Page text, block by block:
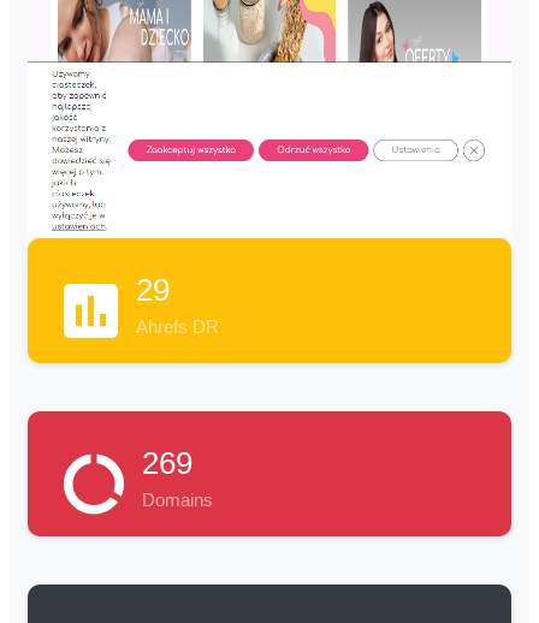
29
Ahrefs DR
269
Domains